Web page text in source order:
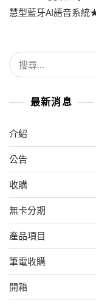
慧型藍牙AI語音系統
搜
尋
鍵
最新消息
介紹
公告
收購
無卡分期
產品項目
筆電收購
開箱